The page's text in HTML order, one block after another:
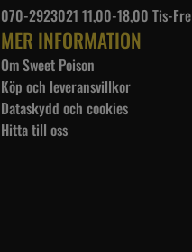
070-2923021 11,00-18,00 Tis-Fre
MER INFORMATION
Om Sweet Poison
Köp och leveransvillkor
Dataskydd och cookies
Hitta till oss